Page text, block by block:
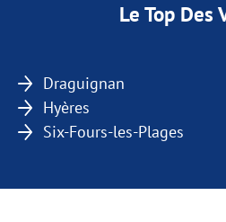
Le Top
Draguignan
Hyères
Six-Fours-les-Plages